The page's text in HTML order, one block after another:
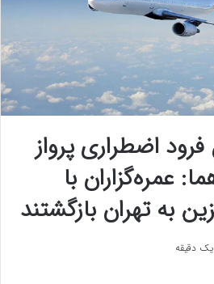
اضطراری پرواز
عمره‌گزاران با
به تهران بازگشتند
دقیقه